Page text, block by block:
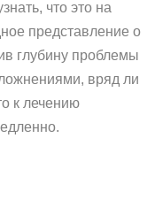
что это на
представление о
глубину проблемы
вряд ли
к лечению